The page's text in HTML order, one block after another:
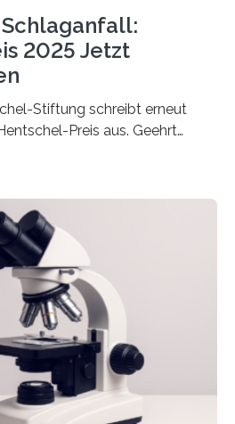
2025 Jetzt
Stiftung schreibt erneut
Preis aus. Geehrt
Publikation zum Thema
Würzburg fördert die
um die Behandlung der
Dazu schreibt sie auch in
den Hentschel-
gezielt an jüngere
unter 40 Jahren. Geehrt
Doktorarbeit oder eine
Publikation zum Thema